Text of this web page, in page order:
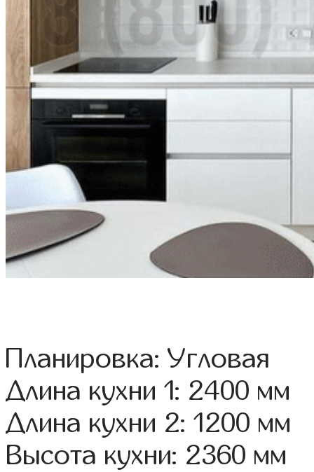
Планировка: Угловая
Длина кухни 1: 2400 мм
Длина кухни 2: 1200 мм
Высота кухни: 2360 мм